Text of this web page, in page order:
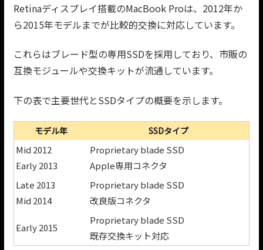
Retinaディスプレイ搭載のMacBook Proは、2012年か
ら2015年モデルまでが比較的交換に対応しています。
これらはブレード型の専用SSDを採用しており、市販の
互換モジュールや交換キットが流通しています。
下の表で主要世代とSSDタイプの概要を示します。
モデル年 SSDタイプ
Mid 2012
Early 2013
Proprietary blade SSD
Apple専用コネクタ
Late 2013
Mid 2014
Proprietary blade SSD
改良版コネクタ
Early 2015
Proprietary blade SSD
既存交換キット対応